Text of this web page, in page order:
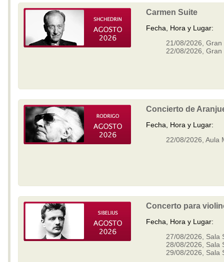
Carmen Suite
Fecha, Hora y Lugar:
21/08/2026, Gran
22/08/2026, Gran
Concierto de
Fecha, Hora y Lugar:
22/08/2026, Aula
Concerto para
Fecha, Hora y Lugar:
27/08/2026, Sala
28/08/2026, Sala
29/08/2026, Sala